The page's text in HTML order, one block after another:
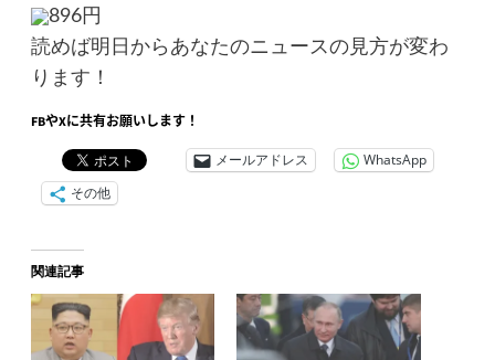
896円
読めば明日からあなたのニュースの見方が変わ
ります！
FBやXに共有お願いします！
メールアドレス
WhatsApp
その他
関連記事